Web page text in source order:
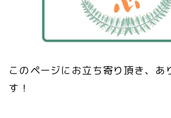
このページにお立ち寄り頂き、あ
す！